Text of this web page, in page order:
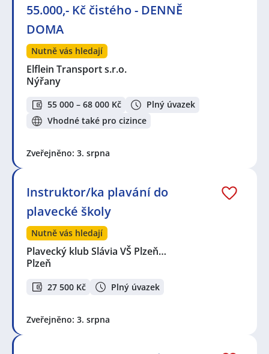
55.000,- Kč čistého - DENNĚ
DOMA
Nutně vás hledají
Elflein Transport s.r.o.
Nýřany
55 000 – 68 000 Kč
Plný úvazek
Vhodné také pro cizince
Zveřejněno: 3. srpna
Instruktor/ka plavání do
plavecké školy
Nutně vás hledají
Plavecký klub Slávia VŠ Plzeň…
Plzeň
27 500 Kč Plný úvazek
Zveřejněno: 3. srpna